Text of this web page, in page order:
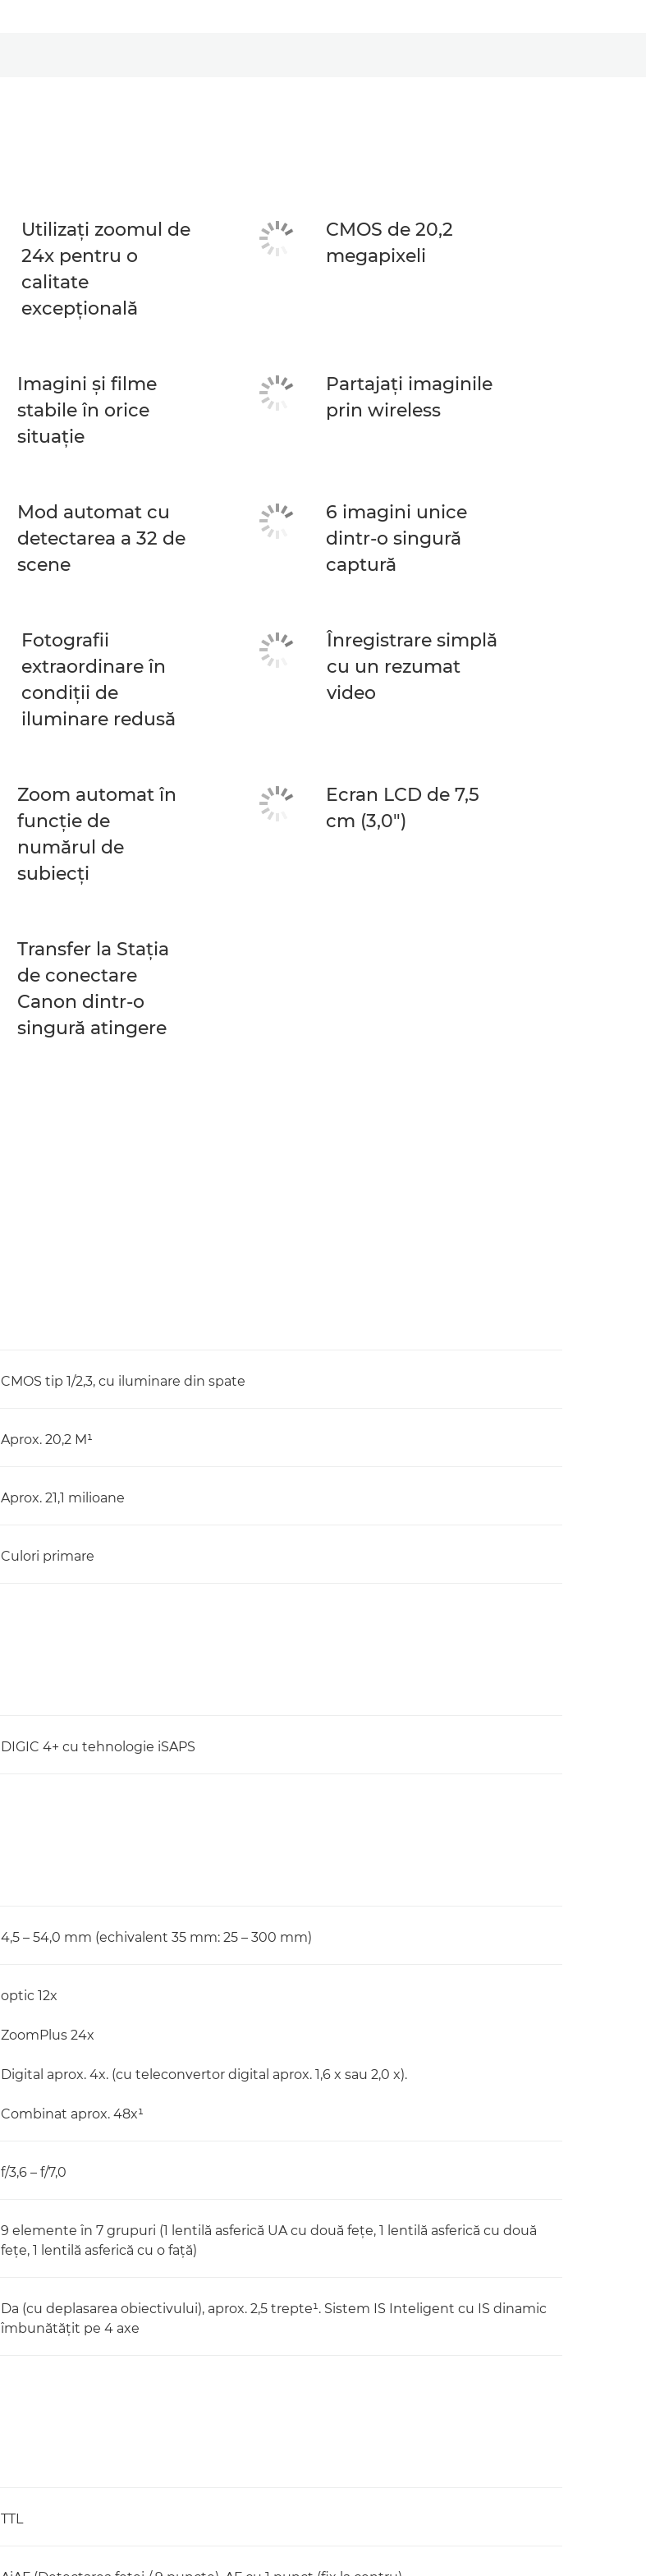
Utilizaţi zoomul de
24x pentru o
calitate
excepţională
CMOS de 20,2
megapixeli
Imagini şi filme
stabile în orice
situaţie
Partajaţi imaginile
prin wireless
Mod automat cu
detectarea a 32 de
scene
6 imagini unice
dintr-o singură
captură
Fotografii
extraordinare în
condiţii de
iluminare redusă
Înregistrare simplă
cu un rezumat
video
Zoom automat în
funcţie de
numărul de
subiecţi
Ecran LCD de 7,5
cm (3,0")
Transfer la Stația
de conectare
Canon dintr-o
singură atingere
CMOS tip 1/2,3, cu iluminare din spate
Aprox. 20,2 M¹
Aprox. 21,1 milioane
Culori primare
DIGIC 4+ cu tehnologie iSAPS
4,5 – 54,0 mm (echivalent 35 mm: 25 – 300 mm)
optic 12x
ZoomPlus 24x
Digital aprox. 4x. (cu teleconvertor digital aprox. 1,6 x sau 2,0 x).
Combinat aprox. 48x¹
f/3,6 – f/7,0
9 elemente în 7 grupuri (1 lentilă asferică UA cu două feţe, 1 lentilă asferică cu două
feţe, 1 lentilă asferică cu o faţă)
Da (cu deplasarea obiectivului), aprox. 2,5 trepte¹. Sistem IS Inteligent cu IS dinamic
îmbunătăţit pe 4 axe
TTL